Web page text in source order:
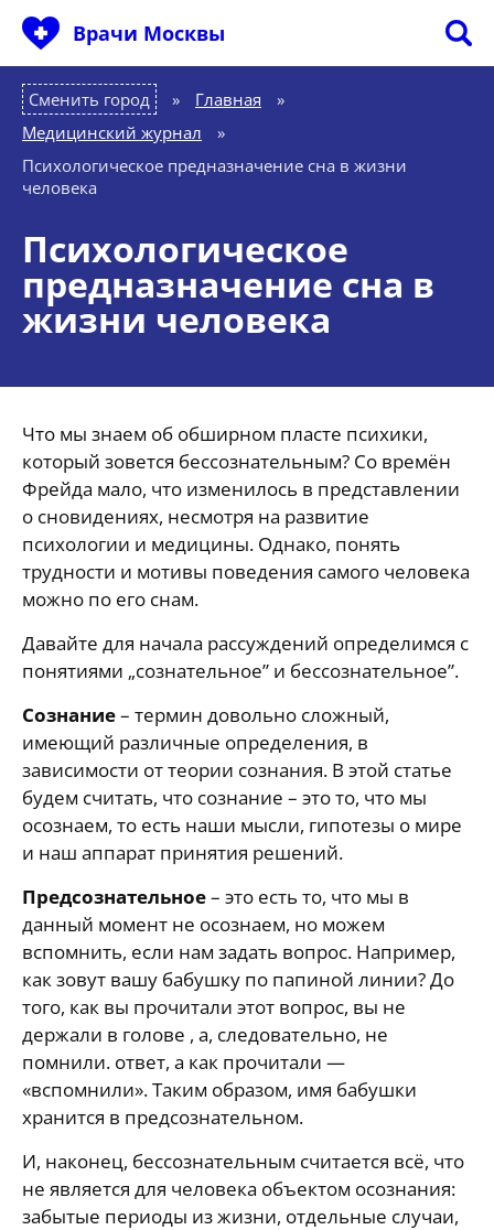
Врачи Москвы
Сменить город Главная
»
Медицинский журнал
»
Психологическое предназначение сна в жизни
человека
Психологическое
предназначение сна в
жизни человека
Что мы знаем об обширном пласте психики,
который зовется бессознательным? Со времён
Фрейда мало, что изменилось в представлении
о сновидениях, несмотря на развитие
психологии и медицины. Однако, понять
трудности и мотивы поведения самого человека
можно по его снам.
Давайте для начала рассуждений определимся с
понятиями „сознательное” и бессознательное”.
Сознание– термин довольно сложный,
имеющий различные определения, в
зависимости от теории сознания. В этой статье
будем считать, что сознание – это то, что мы
осознаем, то есть наши мысли, гипотезы о мире
и наш аппарат принятия решений.
Предсознательное– это есть то, что мы в
данный момент не осознаем, но можем
вспомнить, если нам задать вопрос. Например,
как зовут вашу бабушку по папиной линии? До
того, как вы прочитали этот вопрос, вы не
держали в голове , а, следовательно, не
помнили. ответ, а как прочитали —
«вспомнили». Таким образом, имя бабушки
хранится в предсознательном.
И, наконец, бессознательным считается всё, что
не является для человека объектом осознания:
забытые периоды из жизни, отдельные случаи,